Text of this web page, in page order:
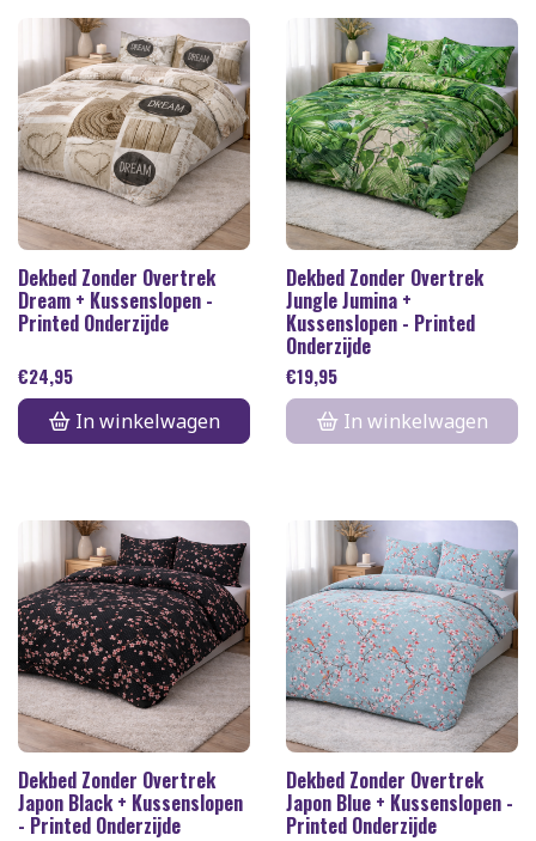
Dekbed Zonder Overtrek
Dream + Kussenslopen -
Printed Onderzijde
€24,95
In winkelwagen
Dekbed Zonder Overtrek
Jungle Jumina +
Kussenslopen - Printed
Onderzijde
€19,95
In winkelwagen
Dekbed Zonder Overtrek
Japon Black + Kussenslopen
- Printed Onderzijde
Dekbed Zonder Overtrek
Japon Blue + Kussenslopen -
Printed Onderzijde